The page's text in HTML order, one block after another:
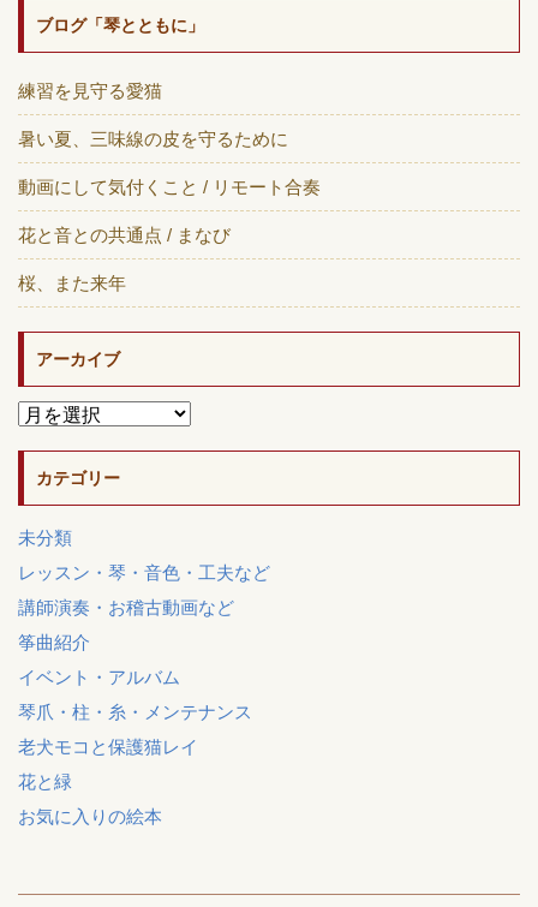
ブログ「琴とともに」
練習を見守る愛猫
暑い夏、三味線の皮を守るために
動画にして気付くこと / リモート合奏
花と音との共通点 / まなび
桜、また来年
アーカイブ
カテゴリー
未分類
レッスン・琴・音色・工夫など
講師演奏・お稽古動画など
筝曲紹介
イベント・アルバム
琴爪・柱・糸・メンテナンス
老犬モコと保護猫レイ
花と緑
お気に入りの絵本